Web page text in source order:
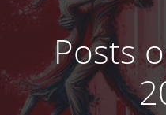
Posts